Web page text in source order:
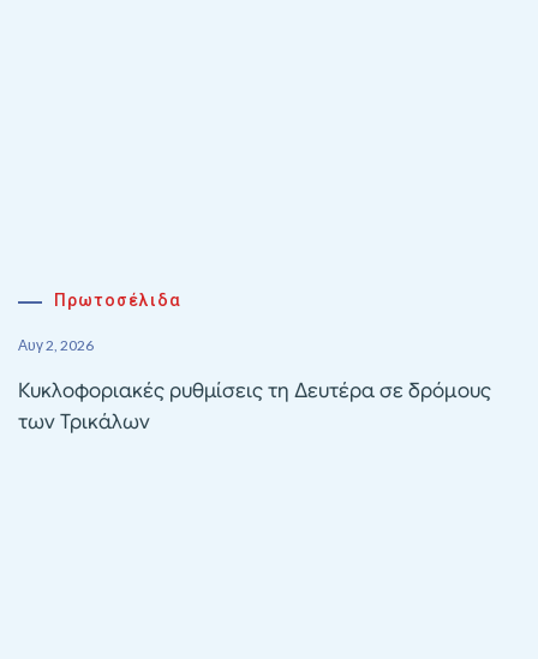
Πρωτοσέλιδα
Αυγ 2, 2026
Κυκλοφοριακές ρυθμίσεις τη Δευτέρα σε δρόμους
των Τρικάλων